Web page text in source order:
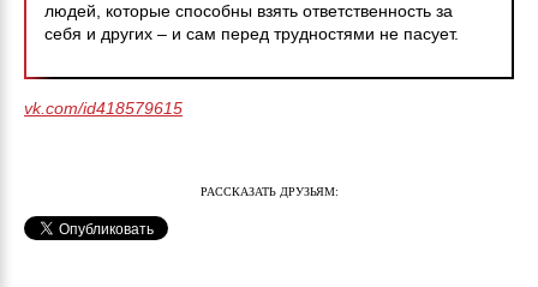
людей, которые способны взять ответственность за
себя и других – и сам перед трудностями не пасует.
vk.com/id418579615
РАССКАЗАТЬ ДРУЗЬЯМ: